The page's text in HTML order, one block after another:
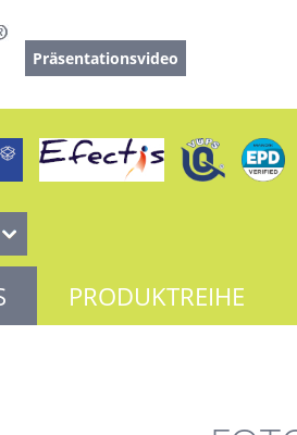
Präsentationsvideo
PRODUKTREIHE